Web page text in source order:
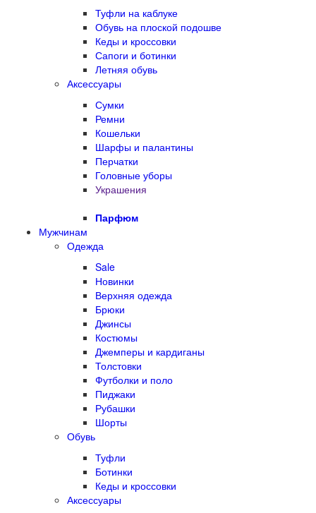
Туфли на каблуке
Обувь на плоской подошве
Кеды и кроссовки
Сапоги и ботинки
Летняя обувь
Аксессуары
Сумки
Ремни
Кошельки
Шарфы и палантины
Перчатки
Головные уборы
Украшения
Парфюм
Мужчинам
Одежда
Sale
Новинки
Верхняя одежда
Брюки
Джинсы
Костюмы
Джемперы и кардиганы
Толстовки
Футболки и поло
Пиджаки
Рубашки
Шорты
Обувь
Туфли
Ботинки
Кеды и кроссовки
Аксессуары